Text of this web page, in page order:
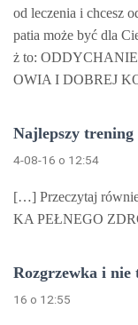
od leczenia i chcesz
patia może być dla
ż to:
OWIA I DOBREJ
Najlepszy
4-08-16 o 12:54
[…] Przeczytaj
KA PEŁNEGO
Rozgrzewka i
16 o 12:55